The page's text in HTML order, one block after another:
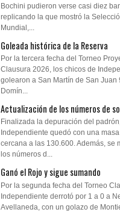
Bochini pudieron verse casi diez
replicando la que mostró la
Mundial,...
Goleada histórica de la Reserva
Por la tercera fecha del Torneo
Clausura 2026, los chicos de
golearon a San Martín de San Juan
Domín...
Actualización de los números de
Finalizada la depuración del
Independiente quedó con una
cercana a las 130.600. Además, se
los números d...
Ganó el Rojo y sigue sumando
Por la segunda fecha del Torneo
Independiente derrotó por 1 a 0 a
Avellaneda, con un golazo de